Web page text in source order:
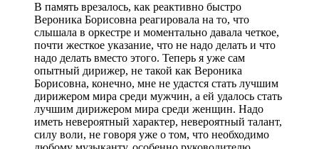
В память врезалось, как реактивно быстро
Вероника Борисовна реагировала на то, что
слышала в оркестре и моментально давала четкое,
почти жесткое указание, что не надо делать и что
надо делать вместо этого. Теперь я уже сам
опытный дирижер, не такой как Вероника
Борисовна, конечно, мне не удастся стать лучшим
дирижером мира среди мужчин, а ей удалось стать
лучшим дирижером мира среди женщин. Надо
иметь невероятный характер, невероятный талант,
силу воли, не говоря уже о том, что необходимо